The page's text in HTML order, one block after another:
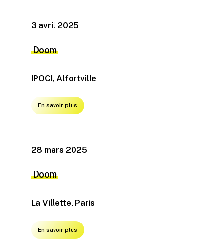
3 avril 2025
Doom
!POC!, Alfortville
En savoir plus
28 mars 2025
Doom
La Villette, Paris
En savoir plus